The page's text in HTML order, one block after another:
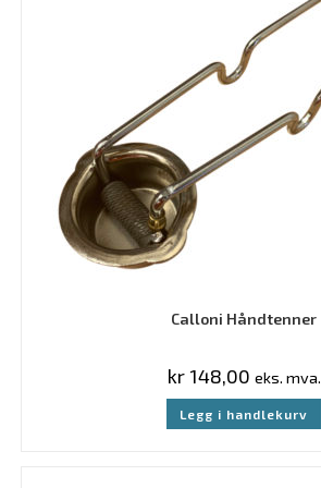
Calloni Håndtenner
kr148,00 eks. mva.
Legg i handlekurv